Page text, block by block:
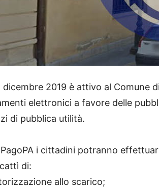
dicembre 2019 è attivo al Comune
elettronici a favore delle
di pubblica utilità.
i cittadini potranno
di:
allo scarico;